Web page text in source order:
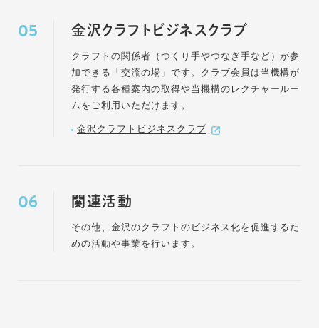
金沢クラフトビジネスクラブ
クラフトの関係者（つくり手やつなぎ手など）が参
加できる「交流の場」です。クラブ会員は当機構が
発行する各種案内の取得や当機構のレクチャールー
ムをご利用いただけます。
金沢クラフトビジネスクラブ
関連活動
その他、金沢のクラフトのビジネス化を促進するた
めの活動や事業を行います。